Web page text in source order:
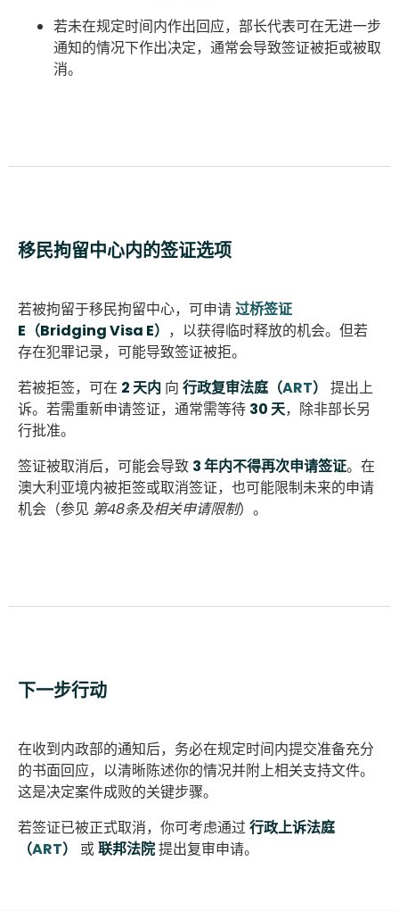
若未在规定时间内作出回应，部长代表可在无进一步
通知的情况下作出决定，通常会导致签证被拒或被取
消。
移民拘留中心内的签证选项
若被拘留于移民拘留中心，可申请过桥签证
E（Bridging Visa E） ，以获得临时释放的机会。但若
存在犯罪记录，可能导致签证被拒。
若被拒签，可在 2 天内 向 行政复审法庭（ART）
提出上
诉。若需重新申请签证，通常需等待 30 天，除非部长另
行批准。
签证被取消后，可能会导致 3 年内不得再次申请签证。在
澳大利亚境内被拒签或取消签证，也可能限制未来的申请
机会（参见 第48条及相关申请限制）。
下一步行动
在收到内政部的通知后，务必在规定时间内提交准备充分
的书面回应，以清晰陈述你的情况并附上相关支持文件。
这是决定案件成败的关键步骤。
若签证已被正式取消，你可考虑通过行政上诉法庭
（ART） 或联邦法院提出复审申请。